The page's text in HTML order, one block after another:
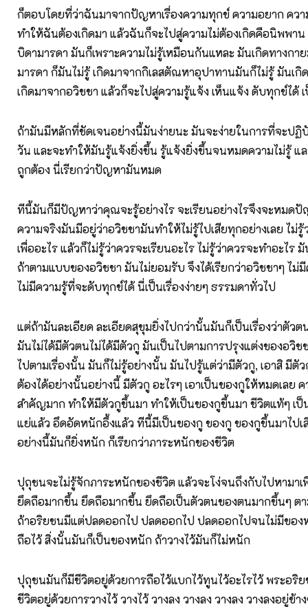
ก็ตอบโดยที่ว่าฉันมาจากปัญหาเรื่องความทุกข์ ความอยาก ควา
ทำให้ฉันต้องเกิดมา แล้วฉันก็จะไปสู่ความไม่ต้องเกิดคือนิพพาน
บิดามารดา มันก็เพราะความไม่รู้เหมือนกันแหละ มันเกิดทางกา
มารดา ก็มันไม่รู้ เกิดมาจากกิเลสตัณหาอุปาทานมันก็ไม่รู้ มันเกิ
เกิดมาจากอวิชชา แล้วก็จะไปสู่ความรู้แจ้ง เห็นแจ้ง ดับทุกข์ได้
ถ้ามันมีหลักที่ชัดเจนอย่างนี้มันง่ายนะ มันจะง่ายในการที่จะปฏิ
วัน และจะทำให้มันรู้แจ้งยิ่งขึ้น รู้แจ้งยิ่งขึ้นจนหมดความไม่รู้ แ
ถูกต้อง นี่เรียกว่าปัญหามันหมด
ทีนี้มันก็มีปัญหาว่าคุณจะรู้อย่างไร จะเรียนอย่างไรจึงจะหมด
ความจริงมันมีอยู่ว่าอวิชชามันทำให้ไม่รู้ไปเสียทุกอย่างเลย ไม่รู้
เพื่ออะไร แล้วก็ไม่รู้ว่าควรจะเรียนอะไร ไม่รู้ว่าควรจะทำอะไร
ถ้าตามแบบของอวิชชา มันไม่ยอมรับ จึงได้เรียกว่าอวิชชาๆ ไม่
ไม่มีความรู้ที่จะดับทุกข์ได้ นี่เป็นเรื่องง่ายๆ ธรรมดาทั่วไป
แต่ถ้ามันละเอียด ละเอียดสุขุมยิ่งไปกว่านั้นมันก็เป็นเรื่องว่าตัว
มันไม่ได้มีตัวตนไม่ได้มีตัวกู มันเป็นไปตามการปรุงแต่งของอวิช
ไปตามเรื่องนั้น มันก็ไม่รู้อย่างนั้น มันไปรู้แต่ว่ามีตัวกู, เอาสิ มีตั
ต้องได้อย่างนั้นอย่างนี้ มีตัวกู อะไรๆ เอาเป็นของกูให้หมดเลย ค
สำคัญมาก ทำให้มีตัวกูขึ้นมา ทำให้เป็นของกูขึ้นมา ชีวิตแท้ๆ เ
แย่แล้ว อึดอัดหนักอึ้งแล้ว ทีนี้มีเป็นของกู ของกู ของกูขึ้นมาไปเ
อย่างนี้มันก็ยิ่งหนัก ก็เรียกว่าภาระหนักของชีวิต
ปุถุชนจะไม่รู้จักภาระหนักของชีวิต แล้วจะโง่จนถึงกับไปหามาเ
ยึดถือมากขึ้น ยึดถือมากขึ้น ยึดถือเป็นตัวตนของตนมากขึ้นๆ ต
ถ้าอริยชนมีแต่ปลดออกไป ปลดออกไป ปลดออกไปจนไม่มีของ
ถือไว้ สิ่งนั้นมันก็เป็นของหนัก ถ้าวางไว้มันก็ไม่หนัก
ปุถุชนมันก็มีชีวิตอยู่ด้วยการถือไว้แบกไว้ทูนไว้อะไรไว้ พระอริ
ชีวิตอยู่ด้วยการวางไว้ วางไว้ วางลง วางลง วางลง วางลงอยู่ข้า